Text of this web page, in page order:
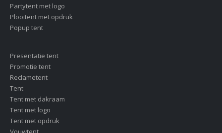
Partytent met logo
Plooitent met opdruk
Popup tent
Presentatie tent
Promotie tent
Reclametent
Tent
Tent met dakraam
Tent met logo
Tent met opdruk